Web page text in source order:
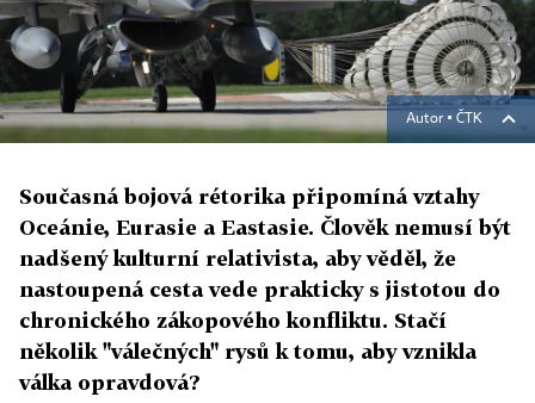
Autor ▪ ČTK
Současná bojová rétorika připomíná vztahy
Oceánie, Eurasie a Eastasie. Člověk nemusí být
nadšený kulturní relativista, aby věděl, že
nastoupená cesta vede prakticky s jistotou do
chronického zákopového konfliktu. Stačí
několik "válečných" rysů k tomu, aby vznikla
válka opravdová?